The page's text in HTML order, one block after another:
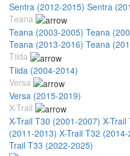
Sentra (2012-2015) Sentra
Teana
Teana (2003-2005) Teana
Teana (2013-2016) Teana
Tiida
Tiida (2004-2014)
Versa
Versa (2015-2019)
X-Trail
X-Trail T30 (2001-2007) X-
(2011-2013) X-Trail T32
Trail T33 (2022-2025)